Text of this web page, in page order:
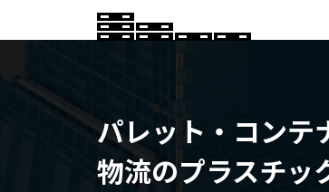
パレット・コンテ
物流のプラスチッ